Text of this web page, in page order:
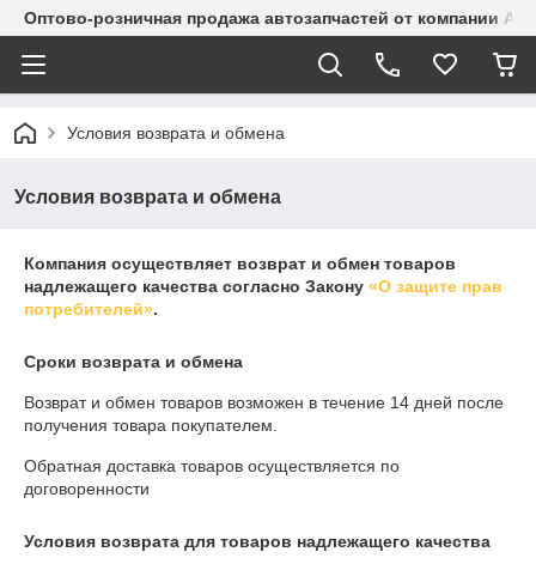
Оптово-розничная продажа автозапчастей от компании
Условия возврата и обмена
Условия возврата и обмена
Компания осуществляет возврат и обмен товаров
надлежащего качества согласно Закону «О защите прав
потребителей».
Сроки возврата и обмена
Возврат и обмен товаров возможен в течение 14 дней после
получения товара покупателем.
Обратная доставка товаров осуществляется по
договоренности
Условия возврата для товаров надлежащего качества